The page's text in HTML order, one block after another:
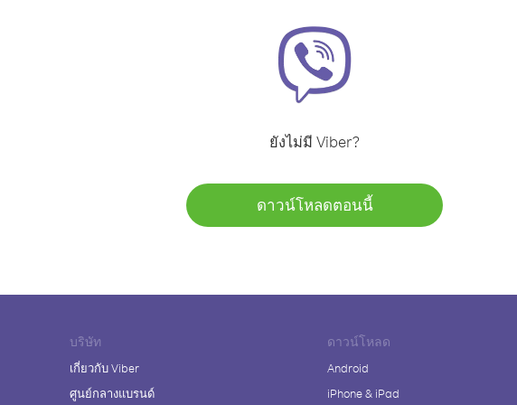
ยังไม่มี Viber?
ดาวน์โหลดตอนนี้
บริษัท
เกี่ยวกับ Viber
ศูนย์กลางแบรนด์
ดาวน์โหลด
Android
iPhone & iPad